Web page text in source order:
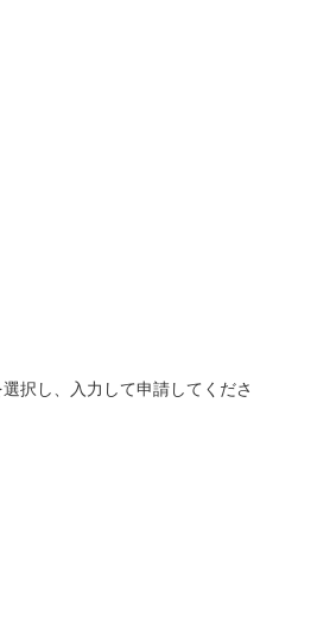
択し、入力して申請してくださ